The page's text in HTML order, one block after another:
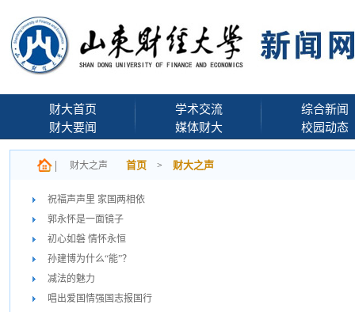
财大首页
财大要闻
学术交流
媒体财大
综合新闻
校园动态
财大之声 首页 > 财大之声
祝福声声里 家国两相依
郭永怀是一面镜子
初心如磐 情怀永恒
孙建博为什么“能”？
减法的魅力
唱出爱国情强国志报国行